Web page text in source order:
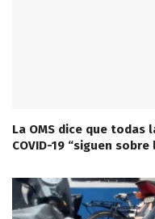
La OMS dice que
COVID-19 “siguen sobre